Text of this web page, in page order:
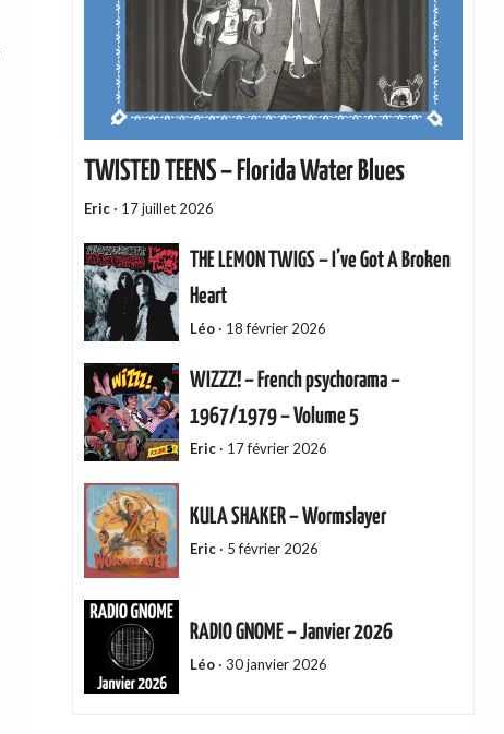
TWISTED TEENS – Florida Water Blues
Eric · 17 juillet 2026
THE LEMON TWIGS – I’ve Got A Broken
Heart
Léo· 18 février 2026
WIZZZ! – French psychorama –
1967/1979 – Volume 5
Eric· 17 février 2026
KULA SHAKER – Wormslayer
Eric· 5 février 2026
RADIO GNOME – Janvier 2026
Léo· 30 janvier 2026